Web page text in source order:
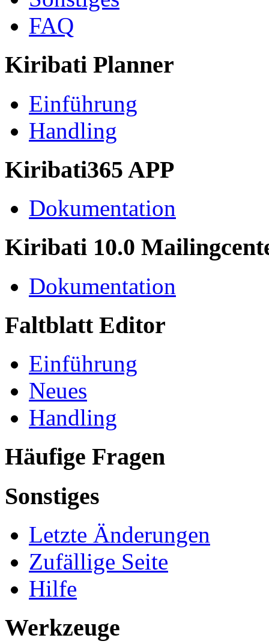
FAQ
Kiribati Planner
Einführung
Handling
Kiribati365 APP
Dokumentation
Kiribati 10.0
Dokumentation
Faltblatt Editor
Einführung
Neues
Handling
Häufige Fragen
Sonstiges
Letzte Änderungen
Zufällige Seite
Hilfe
Werkzeuge